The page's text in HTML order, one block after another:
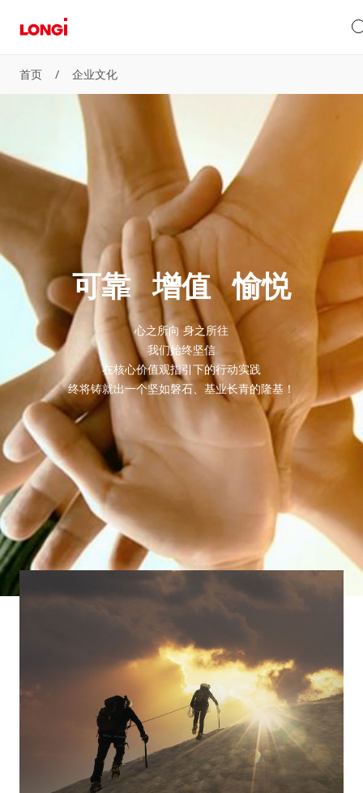
首页 / 企业文化
可靠   增值   愉悦
心之所向 身之所往
我们始终坚信
在核心价值观指引下的行动实践
终将铸就出一个坚如磐石、基业长青的隆基！